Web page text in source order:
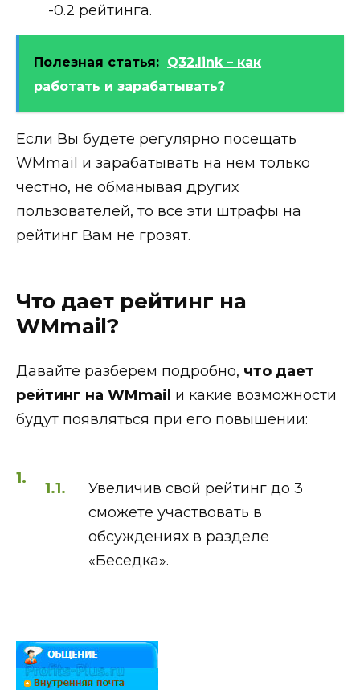
-0.2 рейтинга.
Полезная статья: Q32.link – как
работать и зарабатывать?
Если Вы будете регулярно посещать
WMmail и зарабатывать на нем только
честно, не обманывая других
пользователей, то все эти штрафы на
рейтинг Вам не грозят.
Что дает рейтинг на
WMmail?
Давайте разберем подробно, что дает
рейтинг на WMmail и какие возможности
будут появляться при его повышении:
Увеличив свой рейтинг до 3
сможете участвовать в
обсуждениях в разделе
«Беседка».